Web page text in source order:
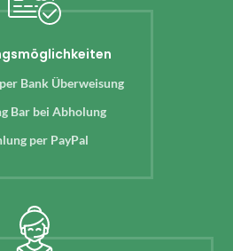
Bank Überweisung
Bar bei Abholung
per PayPal